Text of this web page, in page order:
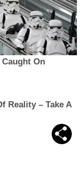
On
Reality – Take A